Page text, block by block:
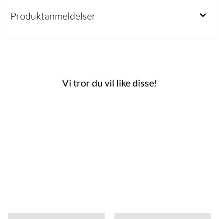
Produktanmeldelser
Vi tror du vil like disse!